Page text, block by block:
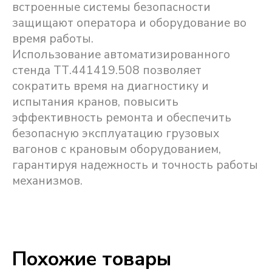
встроенные системы безопасности
защищают оператора и оборудование во
время работы.
Использование автоматизированного
стенда ТТ.441419.508 позволяет
сократить время на диагностику и
испытания кранов, повысить
эффективность ремонта и обеспечить
безопасную эксплуатацию грузовых
вагонов с крановым оборудованием,
гарантируя надежность и точность работы
механизмов.
Похожие товары